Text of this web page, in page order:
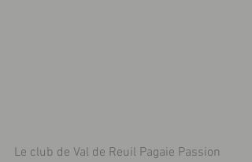
Le club de Val de Reuil Pagaie Passion